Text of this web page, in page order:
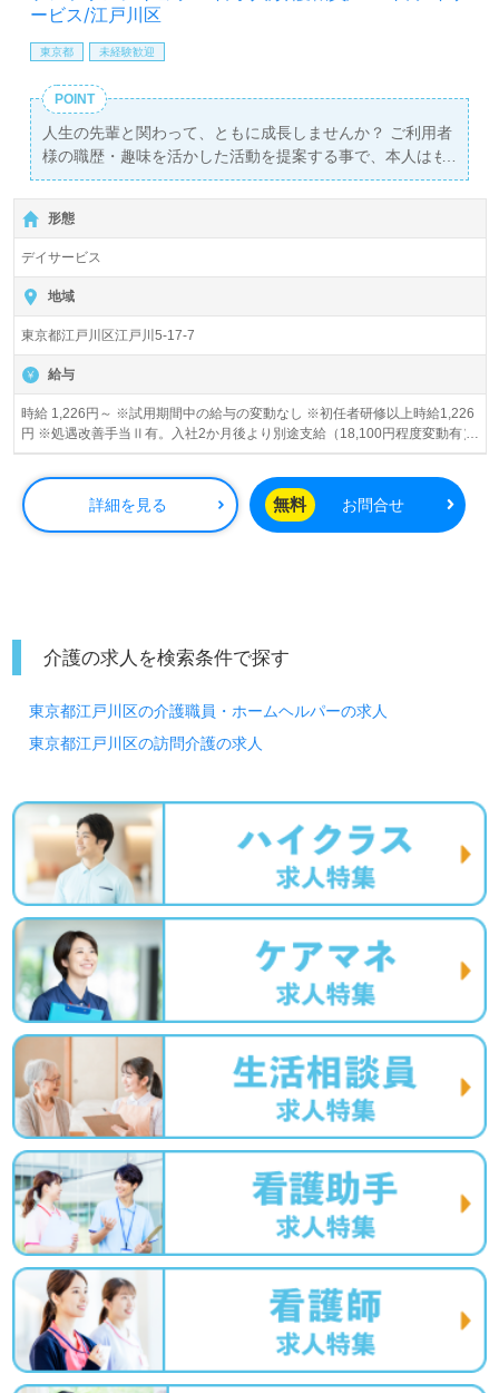
ービス/江戸川区
東京都 未経験歓迎
POINT
人生の先輩と関わって、ともに成長しませんか？ ご利用者
様の職歴・趣味を活かした活動を提案する事で、本人はも
ちろん職員も他では味わえないやりがいを感じられます。
形態
デイサービス
地域
東京都江戸川区江戸川5-17-7
給与
時給 1,226円～ ※試用期間中の給与の変動なし ※初任者研修以上時給1,226
円 ※処遇改善手当Ⅱ有。入社2か月後より別途支給（18,100円程度変動有）
処遇改善手当積立金として5月・12月に評価に基づき支給。 ※土日出勤した
大入り手当支給。実績に月に7,000円～18,100円程度 働き方や実績にもより
ますが手当を入れた場合時給換算で1,400円前後になります。
詳細を見る 無料 お問合せ
介護の求人を検索条件で探す
東京都江戸川区の介護職員・ホームヘルパーの求人
東京都江戸川区の訪問介護の求人